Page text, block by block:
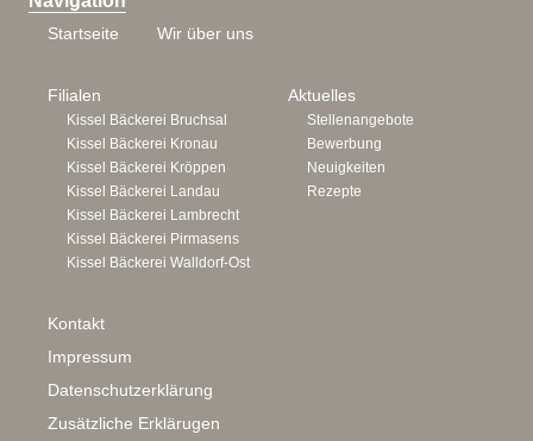
Startseite Wir über uns
Filialen
Kissel Bäckerei Bruchsal
Kissel Bäckerei Kronau
Kissel Bäckerei Kröppen
Kissel Bäckerei Landau
Kissel Bäckerei Lambrecht
Kissel Bäckerei Pirmasens
Kissel Bäckerei Walldorf-Ost
Aktuelles
Stellenangebote
Bewerbung
Neuigkeiten
Rezepte
Kontakt
Impressum
Datenschutzerklärung
Zusätzliche Erklärugen